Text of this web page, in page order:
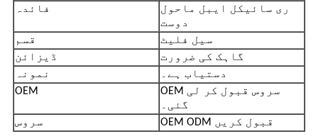
فائدہ
ری سائیکل ایبل ماحول
دوست
قسم
سیل فلیٹ
ڈیزائن
گاہک کی ضرورت
نمونہ
دستیاب ہے۔
OEM
OEM سروس قبول کر لی
گئی۔
سروس
OEM ODM قبول کریں